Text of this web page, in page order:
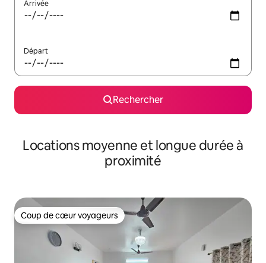
Arrivée
Départ
Rechercher
Locations moyenne et longue durée à
proximité
Coup de cœur voyageurs
Coup de cœur voyageurs